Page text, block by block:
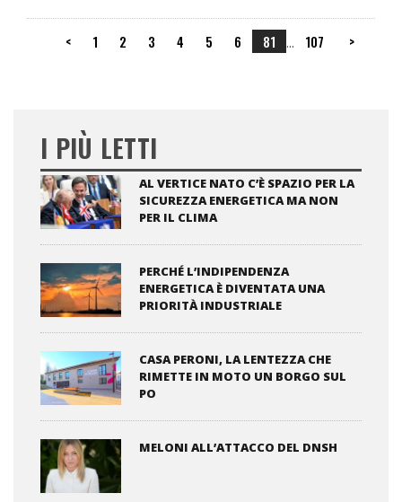
< 1 2 3 4 5 6 81 ... 107 >
I PIÙ LETTI
AL VERTICE NATO C’È SPAZIO PER LA
SICUREZZA ENERGETICA MA NON
PER IL CLIMA
PERCHÉ L’INDIPENDENZA
ENERGETICA È DIVENTATA UNA
PRIORITÀ INDUSTRIALE
CASA PERONI, LA LENTEZZA CHE
RIMETTE IN MOTO UN BORGO SUL
PO
MELONI ALL’ATTACCO DEL DNSH